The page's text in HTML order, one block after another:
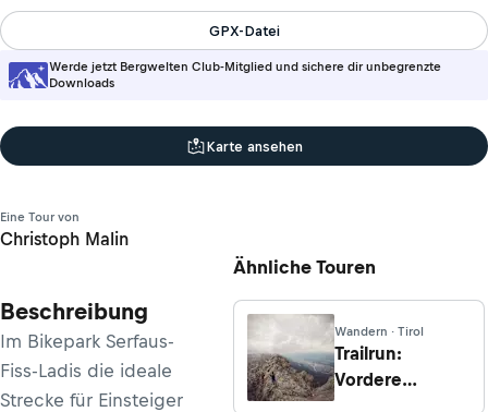
Werde jetzt Bergwelten Club-Mitglied und sichere dir unbegrenzte
Downloads
GPX-Datei
Karte ansehen
Eine Tour von
Christoph Malin
Beschreibung
Im Bikepark Serfaus-
Fiss-Ladis die ideale
Strecke für Einsteiger
Ähnliche Touren
Wandern · Tirol
Trailrun:
Vordere